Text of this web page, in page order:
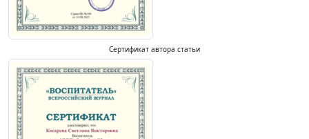
Сертификат автора статьи